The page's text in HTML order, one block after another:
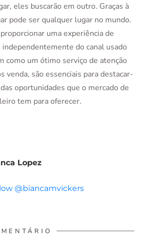
eles buscarão em outro. Graças à
pode ser qualquer lugar no mundo.
uma experiência de
do canal usado
como um ótimo serviço de atenção
venda, são essenciais para destacar-
oportunidades que o mercado de
tem para oferecer.
Lopez
@biancamvickers